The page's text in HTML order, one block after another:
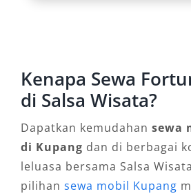
Pantai Lasiana, Gunung
kedap suara adalah elemen
membuat Fortuner unggul
mewah.
3. Citra Profesional
Bisnis
Kenapa Sewa
di Salsa Wisata?
Dapatkan kemudahan sewa
di Kupang dan di berbagai
leluasa bersama Salsa
pilihan sewa mobil Kupang